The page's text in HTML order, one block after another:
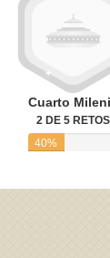
Cuarto
2 DE 5 RETOS
40%